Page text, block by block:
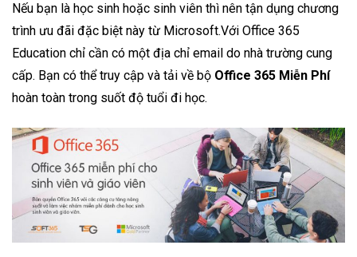
Nếu bạn là học sinh hoặc sinh viên thì nên tận dụng chương
trình ưu đãi đặc biệt này từ Microsoft.Với Office 365
Education chỉ cần có một địa chỉ email do nhà trường cung
cấp. Bạn có thể truy cập và tải về bộ Office 365 Miễn Phí
hoàn toàn trong suốt độ tuổi đi học.